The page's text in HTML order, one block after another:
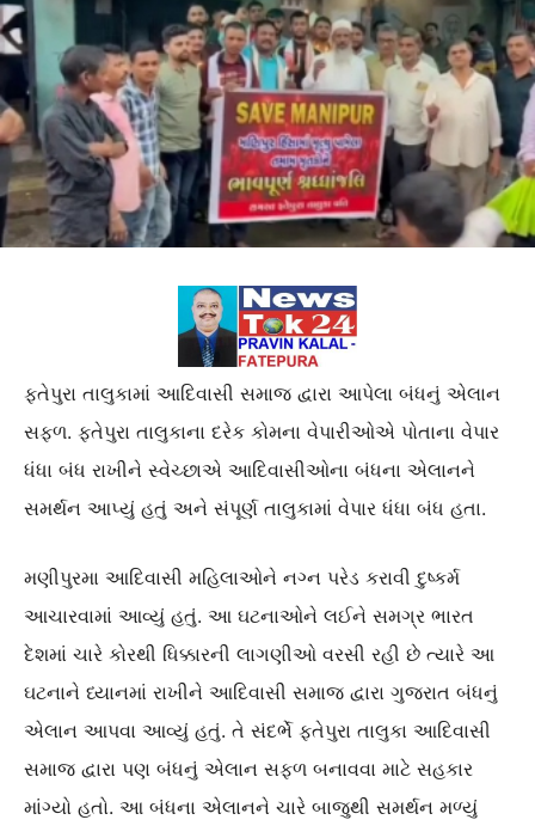
ફતેપુરા તાલુકામાં આદિવાસી સમાજ દ્વારા આપેલા બંધનું એલાન
સફળ. ફતેપુરા તાલુકાના દરેક કોમના વેપારીઓએ પોતાના વેપાર
ધંધા બંધ રાખીને સ્વેચ્છાએ આદિવાસીઓના બંધના એલાનને
સમર્થન આપ્યું હતું અને સંપૂર્ણ તાલુકામાં વેપાર ધંધા બંધ હતા.
મણીપુરમા આદિવાસી મહિલાઓને નગ્ન પરેડ કરાવી દુષ્કર્મ
આચારવામાં આવ્યું હતું. આ ઘટનાઓને લઈને સમગ્ર ભારત
દેશમાં ચારે કોરથી ધિક્કારની લાગણીઓ વરસી રહી છે ત્યારે આ
ઘટનાને ધ્યાનમાં રાખીને આદિવાસી સમાજ દ્વારા ગુજરાત બંધનું
એલાન આપવા આવ્યું હતું. તે સંદર્ભે ફતેપુરા તાલુકા આદિવાસી
સમાજ દ્વારા પણ બંધનું એલાન સફળ બનાવવા માટે સહકાર
માંગ્યો હતો. આ બંધના એલાનને ચારે બાજુથી સમર્થન મળ્યું